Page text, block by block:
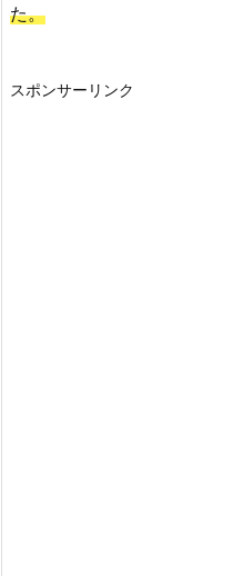
た。
スポンサーリンク